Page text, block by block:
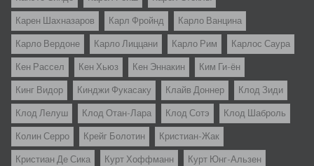
Карен Шахназаров Карл Фройнд Карло Ванцина
Карло Вердоне Карло Лиццани Карло Рим Карлос Саура
Кен Рассел Кен Хьюз Кен Эннакин Ким Ги-ён
Кинг Видор Кинджи Фукасаку Клайв Доннер Клод Зиди
Клод Лелуш Клод Отан-Лара Клод Сотэ Клод Шаброль
Колин Серро Крейг Болотин Кристиан-Жак
Кристиан Де Сика Курт Хоффманн Курт Юнг-Альзен